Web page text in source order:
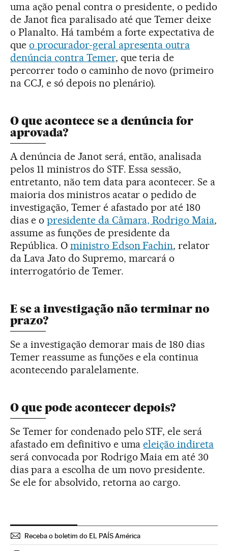
uma ação penal contra o presidente, o pedido
de Janot fica paralisado até que Temer deixe
o Planalto. Há também a forte expectativa de
que o procurador-geral apresenta outra
denúncia contra Temer, que teria de
percorrer todo o caminho de novo (primeiro
na CCJ, e só depois no plenário).
O que acontece se a denúncia for
aprovada?
A denúncia de Janot será, então, analisada
pelos 11 ministros do STF. Essa sessão,
entretanto, não tem data para acontecer. Se a
maioria dos ministros acatar o pedido de
investigação, Temer é afastado por até 180
dias e o presidente da Câmara, Rodrigo Maia,
assume as funções de presidente da
República. O ministro Edson Fachin, relator
da Lava Jato do Supremo, marcará o
interrogatório de Temer.
E se a investigação não terminar no
prazo?
Se a investigação demorar mais de 180 dias
Temer reassume as funções e ela continua
acontecendo paralelamente.
O que pode acontecer depois?
Se Temer for condenado pelo STF, ele será
afastado em definitivo e umaeleição indireta
será convocada por Rodrigo Maia em até 30
dias para a escolha de um novo presidente.
Se ele for absolvido, retorna ao cargo.
Receba o boletim do EL PAÍS América